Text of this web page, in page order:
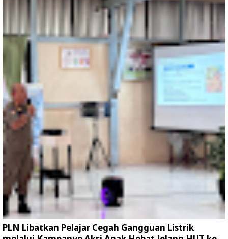
PLN Libatkan Pelajar Cegah Gangguan Listrik